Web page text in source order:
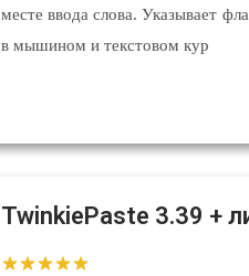
месте ввода слова. Указывает
в мышином и текстовом кур
TwinkiePaste 3.39 +